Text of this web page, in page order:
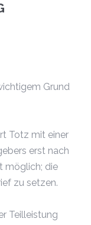
Grund
Totz mit einer
erst nach
möglich; die
zu setzen.
Teilleistung